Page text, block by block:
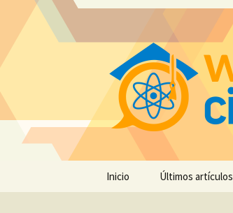
Inicio Últimos artículos